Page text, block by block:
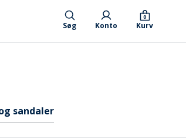
Søg Konto Kurv
0
sandaler